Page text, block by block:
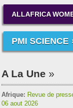
ALLAFRICA
PMI SCIENCE
A La Une
Afrique: Revue de
06 aout 2026